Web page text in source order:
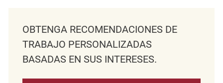
OBTENGA RECOMENDACIONES DE
TRABAJO PERSONALIZADAS
BASADAS EN SUS INTERESES.